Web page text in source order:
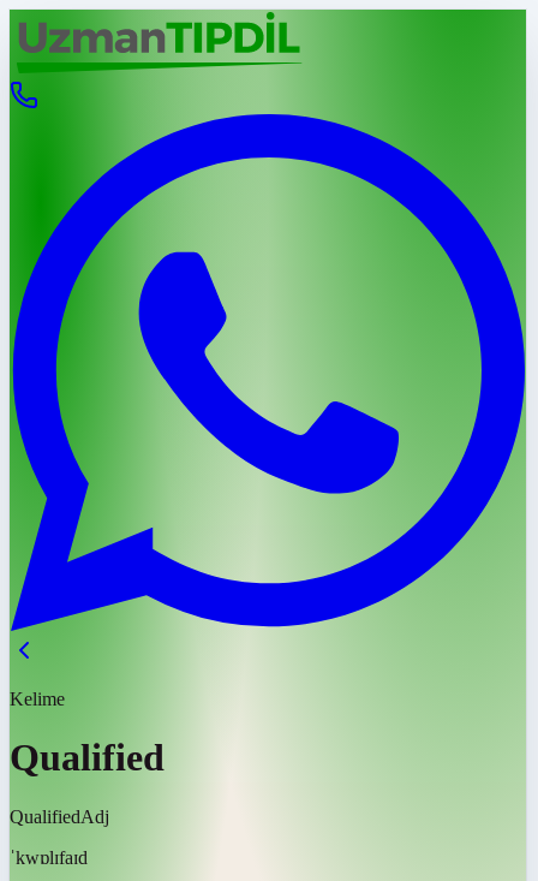
Kelime
Qualified
QualifiedAdj
ˈkwɒlɪfaɪd